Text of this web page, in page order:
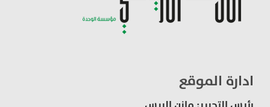
ادارة الموقع